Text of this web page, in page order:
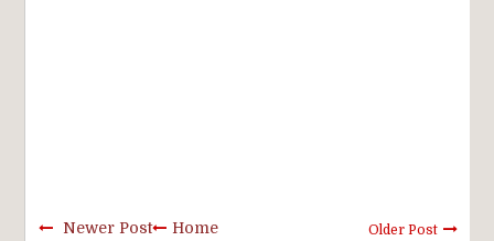
Newer Post Older Post
Home